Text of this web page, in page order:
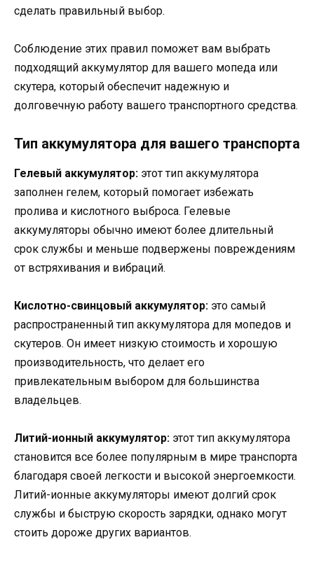
сделать правильный выбор.
Соблюдение этих правил поможет вам выбрать
подходящий аккумулятор для вашего мопеда или
скутера, который обеспечит надежную и
долговечную работу вашего транспортного средства.
Тип аккумулятора для вашего транспорта
Гелевый аккумулятор: этот тип аккумулятора
заполнен гелем, который помогает избежать
пролива и кислотного выброса. Гелевые
аккумуляторы обычно имеют более длительный
срок службы и меньше подвержены повреждениям
от встряхивания и вибраций.
Кислотно-свинцовый аккумулятор: это самый
распространенный тип аккумулятора для мопедов и
скутеров. Он имеет низкую стоимость и хорошую
производительность, что делает его
привлекательным выбором для большинства
владельцев.
Литий-ионный аккумулятор: этот тип аккумулятора
становится все более популярным в мире транспорта
благодаря своей легкости и высокой энергоемкости.
Литий-ионные аккумуляторы имеют долгий срок
службы и быструю скорость зарядки, однако могут
стоить дороже других вариантов.